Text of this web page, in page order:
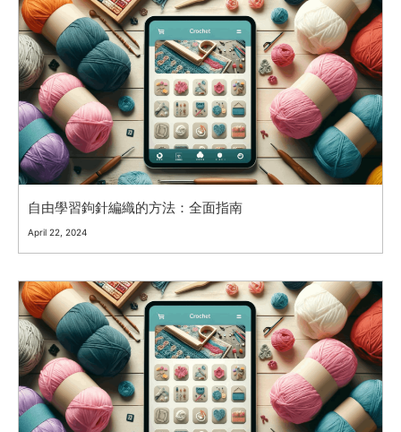
自由學習鉤針編織的方法：全面指南
April 22, 2024